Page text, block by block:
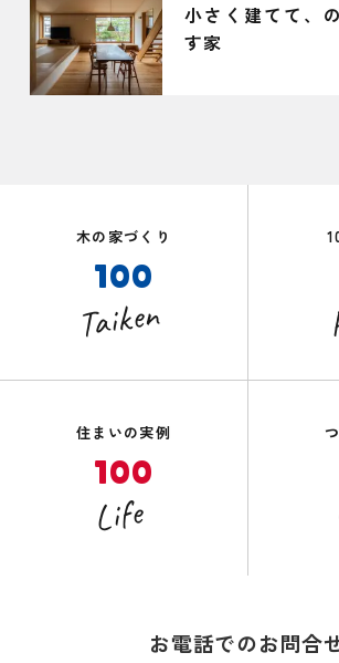
小さく建てて、
す家
木の家づくり
100
Taiken
住まいの実例
100
Life
お電話でのお問合